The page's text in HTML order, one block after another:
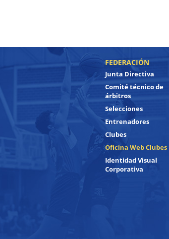
FEDERACIÓN
Junta Directiva
Comité técnico de
árbitros
Selecciones
Entrenadores
Clubes
Oficina Web Clubes
Identidad Visual
Corporativa